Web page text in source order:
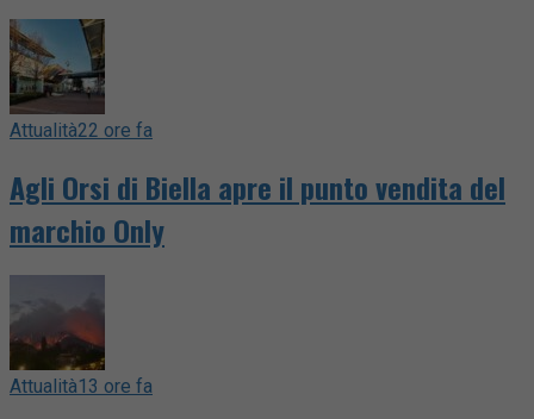
Attualità22 ore fa
Agli Orsi di Biella apre il punto vendita del
marchio Only
Attualità13 ore fa